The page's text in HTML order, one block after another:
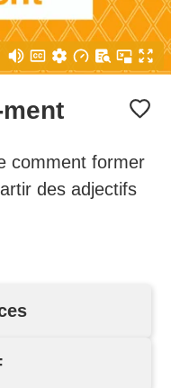
comment former
des adjectifs